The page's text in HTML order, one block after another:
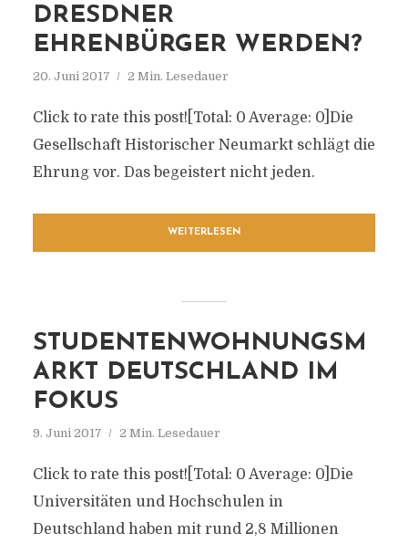
DRESDNER
EHRENBÜRGER WERDEN?
20. Juni 2017 2 Min. Lesedauer
Click to rate this post![Total: 0 Average: 0]Die
Gesellschaft Historischer Neumarkt schlägt die
Ehrung vor. Das begeistert nicht jeden.
WEITERLESEN
STUDENTENWOHNUNGSM
ARKT DEUTSCHLAND IM
FOKUS
9. Juni 2017 2 Min. Lesedauer
Click to rate this post![Total: 0 Average: 0]Die
Universitäten und Hochschulen in
Deutschland haben mit rund 2,8 Millionen